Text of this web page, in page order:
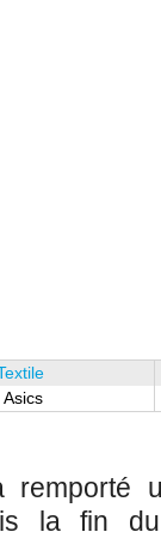
Asics
remporté
la fin